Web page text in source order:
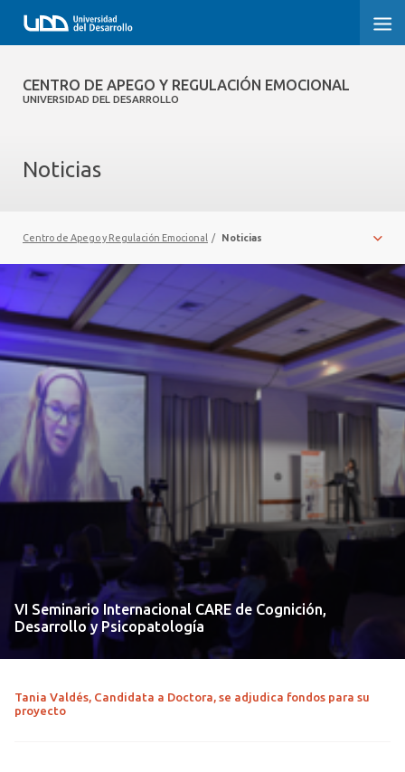
CENTRO DE APEGO Y REGULACIÓN EMOCIONAL
UNIVERSIDAD DEL DESARROLLO
CENTRO DE APEGO Y REGULACIÓN
EMOCIONAL
PUBLICACIONES
INFRAESTRUCTURA Y EQUIPAMIENTO
Noticias
Centro de Apego y Regulación Emocional / Noticias
VI Seminario Internacional CARE de Cognición,
Desarrollo y Psicopatología
Tania Valdés, Candidata a Doctora, se adjudica fondos para su
proyecto